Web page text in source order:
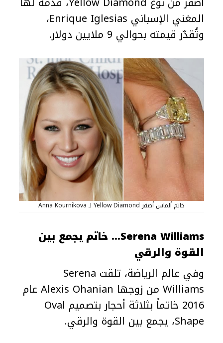
المغني الإسباني Enrique Iglesias،
وتُقدّر قيمته بحوالي 9 ملايين دولار.
خاتم ألماس أصفر Yellow Diamond لـ Anna Kournikova
Serena Williams… خاتم يجمع بين
القوة والرقي
وفي عالم الرياضة، تلقت Serena
Williams من زوجها Alexis Ohanian عام
2016 خاتماً بثلاثة أحجار بتصميم Oval
Shape، يجمع بين القوة والرقي.